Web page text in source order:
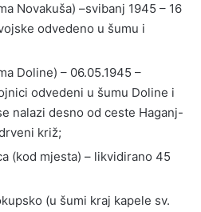
Novakuša) –svibanj 1945 – 16
odvedeno u šumu i
Doline) – 06.05.1945 –
odvedeni u šumu Doline i
nalazi desno od ceste Haganj-
križ;
(kod mjesta) – likvidirano 45
(u šumi kraj kapele sv.